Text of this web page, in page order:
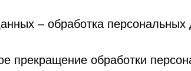
– обработка персональных
прекращение обработки